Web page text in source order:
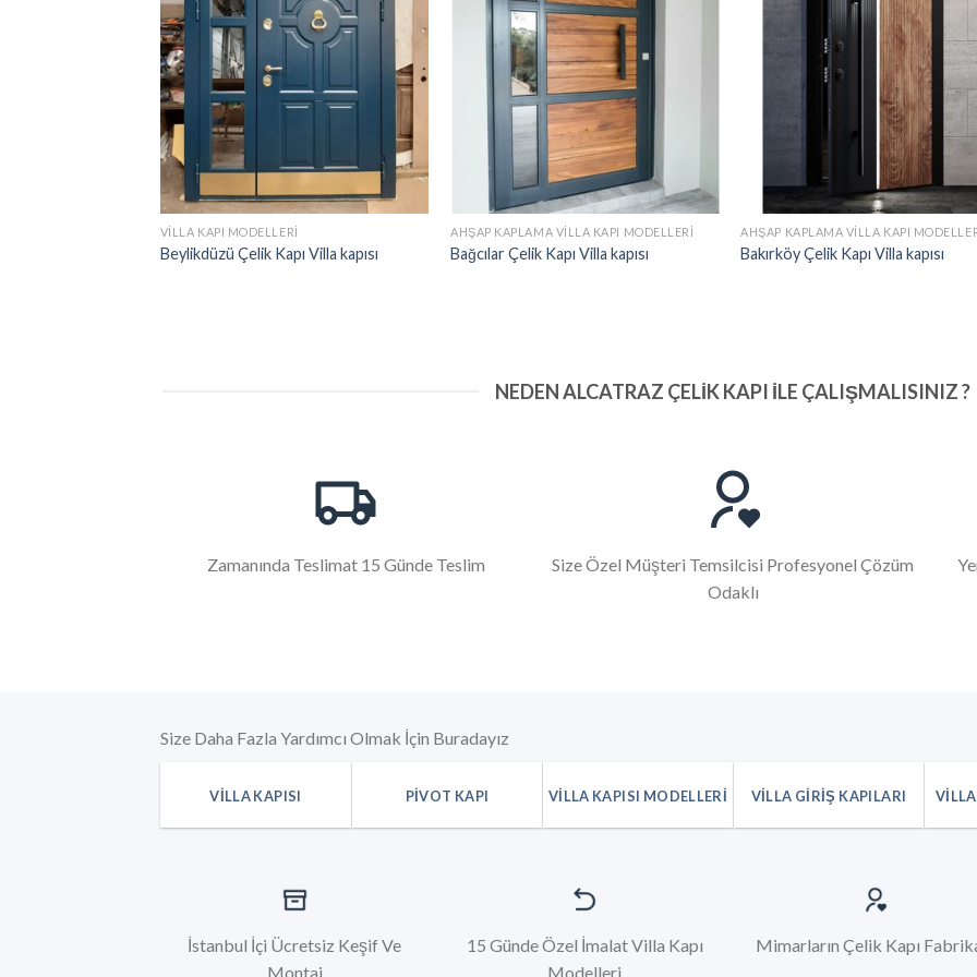
VILLA KAPI MODELLERI
Beylikdüzü Çelik Kapı Villa kapısı
AHŞAP KAPLAMA VILLA KAPI MODELLERI
Bağcılar Çelik Kapı Villa kapısı
AHŞAP KAPLAMA VILLA KAPI
Bakırköy Çelik Kapı Villa kapısı
NEDEN ALCATRAZ ÇELIK KAPI İLE ÇALIŞMALISINIZ ?
Zamanında Teslimat 15 Günde Teslim
Size Özel Müşteri Temsilcisi Profesyonel Çözüm
Odaklı
Size Daha Fazla Yardımcı Olmak İçin Buradayız
VILLA KAPISI PIVOT KAPI VILLA KAPISI MODELLERI VILLA GIRIŞ KAPILARI
İstanbul İçi Ücretsiz Keşif Ve
Montaj
15 Günde Özel İmalat Villa Kapı
Modelleri
Mimarların Çelik Kapı